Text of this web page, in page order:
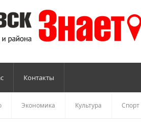
Контакты
Экономика Культура Спорт